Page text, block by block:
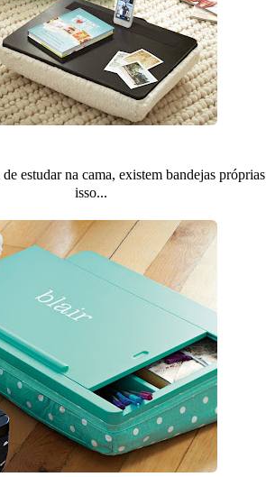
estudar na cama, existem bandejas
isso...